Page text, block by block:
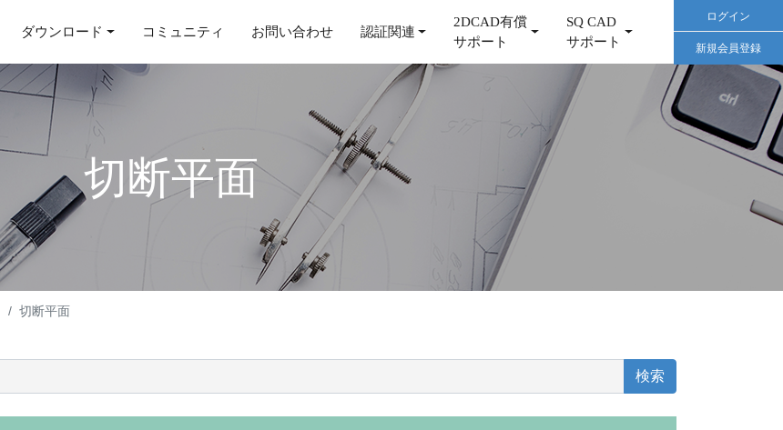
ダウンロード コミュニティ お問い合わせ 認証関連
2DCAD有償
サポート
SQ CAD
サポート
ログイン
新規会員登録
切断平面
切断平面